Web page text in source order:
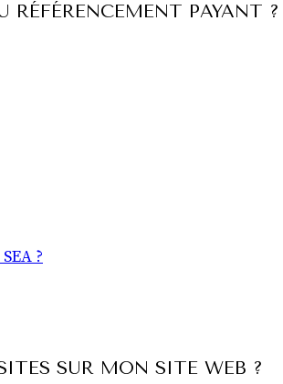
RÉFÉRENCEMENT PAYANT ?
?
SUR MON SITE WEB ?